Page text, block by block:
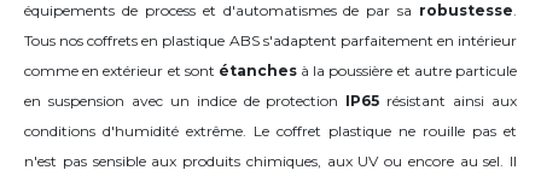
équipements de process et d'automatismes de par sa robustesse.
Tous nos coffrets en plastique ABS s'adaptent parfaitement en intérieur
comme en extérieur et sont étanchesà la poussière et autre particule
en suspension avec un indice de protection IP65 résistant ainsi aux
conditions d'humidité extrême. Le coffret plastique ne rouille pas et
n'est pas sensible aux produits chimiques, aux UV ou encore au sel. Il